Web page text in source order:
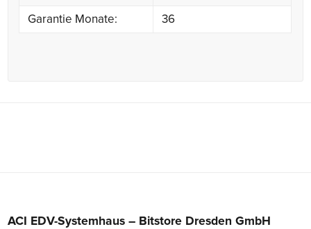
Garantie Monate:
36
ACI EDV-Systemhaus – Bitstore Dresden GmbH